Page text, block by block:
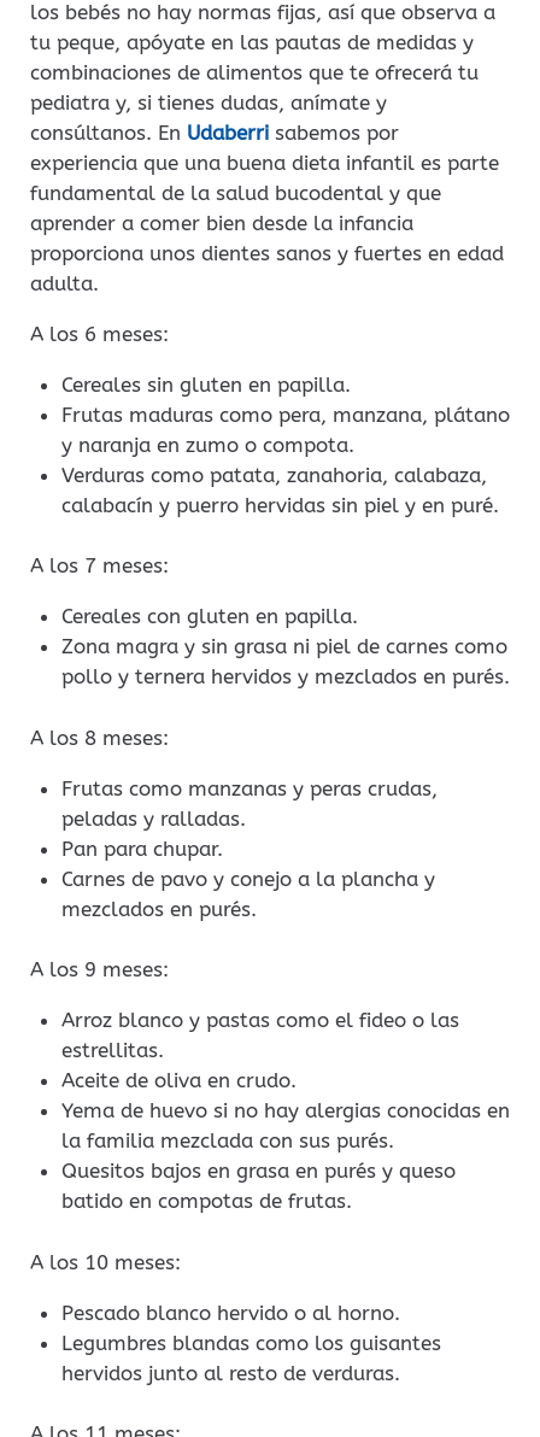
los bebés no hay normas fijas, así que observa a
tu peque, apóyate en las pautas de medidas y
combinaciones de alimentos que te ofrecerá tu
pediatra y, si tienes dudas, anímate y
consúltanos. En Udaberri sabemos por
experiencia que una buena dieta infantil es parte
fundamental de la salud bucodental y que
aprender a comer bien desde la infancia
proporciona unos dientes sanos y fuertes en edad
adulta.
A los 6 meses:
Cereales sin gluten en papilla.
Frutas maduras como pera, manzana, plátano
y naranja en zumo o compota.
Verduras como patata, zanahoria, calabaza,
calabacín y puerro hervidas sin piel y en puré.
A los 7 meses:
Cereales con gluten en papilla.
Zona magra y sin grasa ni piel de carnes como
pollo y ternera hervidos y mezclados en purés.
A los 8 meses:
Frutas como manzanas y peras crudas,
peladas y ralladas.
Pan para chupar.
Carnes de pavo y conejo a la plancha y
mezclados en purés.
A los 9 meses:
Arroz blanco y pastas como el fideo o las
estrellitas.
Aceite de oliva en crudo.
Yema de huevo si no hay alergias conocidas en
la familia mezclada con sus purés.
Quesitos bajos en grasa en purés y queso
batido en compotas de frutas.
A los 10 meses:
Pescado blanco hervido o al horno.
Legumbres blandas como los guisantes
hervidos junto al resto de verduras.